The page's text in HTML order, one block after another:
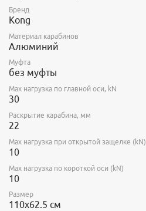
Бренд
Kong
Материал карабинов
Алюминий
Муфта
без муфты
Max нагрузка по главной оси, kN
30
Раскрытие карабина, мм
22
Max нагрузка при открытой защелке (kN)
10
Max нагрузка по короткой оси (kN)
10
Размер
110х62.5 см